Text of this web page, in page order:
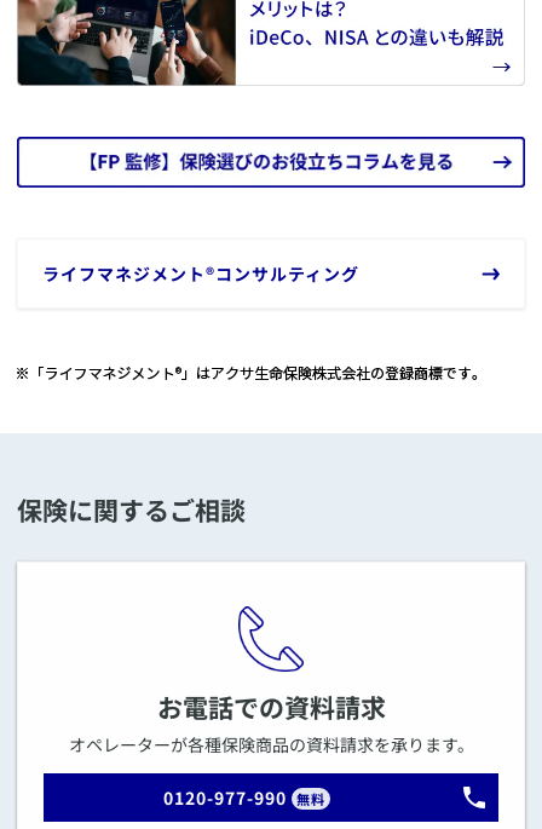
ライフマネジメント®コンサルティング
保険に関するご相談
お電話での資料請求
オペレーターが各種保険商品の資料請求を承ります。
0120-977-990 無料